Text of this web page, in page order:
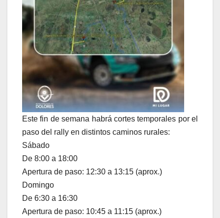
Este fin de semana habrá cortes temporales por el
paso del rally en distintos caminos rurales:
Sábado
De 8:00 a 18:00
Apertura de paso: 12:30 a 13:15 (aprox.)
Domingo
De 6:30 a 16:30
Apertura de paso: 10:45 a 11:15 (aprox.)